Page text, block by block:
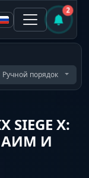
2
Ручной порядок
SIEGE X:
АИМ И